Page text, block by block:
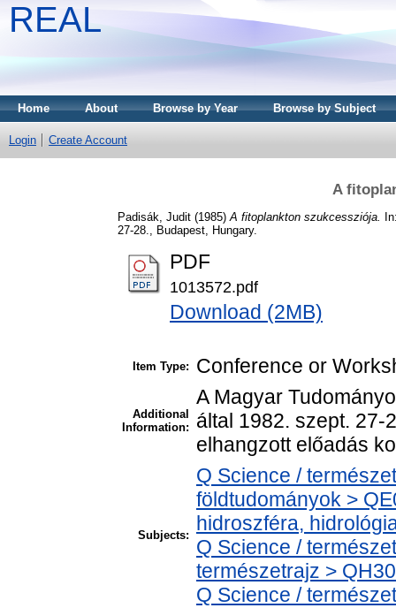
REAL
Home About Browse by Year Browse by Subject
Login Create Account
A
Padisák, Judit (1985) A fitoplankton szukcessziója.
27-28., Budapest, Hungary.
PDF
1013572.pdf
Download (2MB)
Item Type: Conference or
Additional
Information:
A Magyar
által 1982. szept. 27-
elhangzott előadás
Subjects:
Q Science /
földtudományok >
hidroszféra,
Q Science /
természetrajz >
Q Science /